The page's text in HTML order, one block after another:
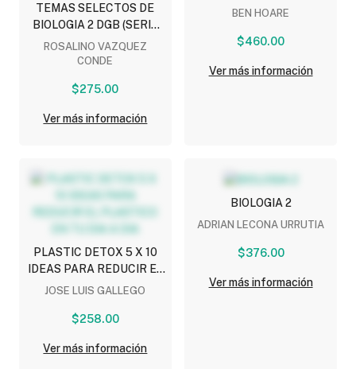
TEMAS SELECTOS DE
BIOLOGIA 2 DGB (SERIE
INTEGRAL POR
COMPETENCIAS)
ROSALINO VAZQUEZ
CONDE
$275.00
Ver más información
BEN HOARE
$460.00
Ver más información
PLASTIC DETOX 5 X 10
IDEAS PARA REDUCIR EL
PLASTICO EN TU DIA A
JOSE LUIS GALLEGO
$258.00
Ver más información
BIOLOGIA 2
ADRIAN LECONA URRUTIA
$376.00
Ver más información